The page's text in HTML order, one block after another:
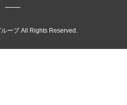
ープ All Rights Reserved.